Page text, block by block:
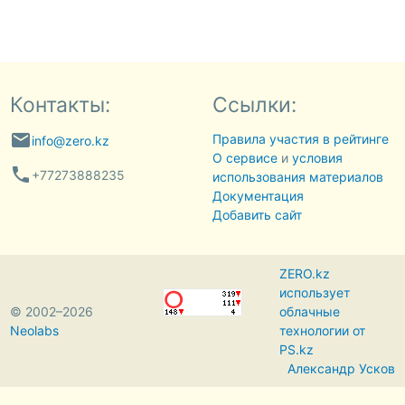
Контакты:
emailinfo@zero.kz
phone +77273888235
Ссылки:
Правила участия в рейтинге
О сервисеи условия
использования материалов
Документация
Добавить сайт
© 2002–2026
Neolabs
ZERO.kz
использует
облачные
технологии от
PS.kz
Александр Усков